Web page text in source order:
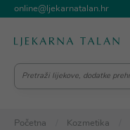
online@ljekarnatalan.hr
Početna Kozmetika